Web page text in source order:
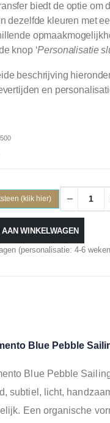
biedt de optie om
dezelfde kleuren met
knop ‘Personalisatie
beschrijving
en
(klik hier)
WINKELWAGEN
(personalisatie: 4-6
Blue Pebble
Blue Pebble
subtiel, licht,
Een organische